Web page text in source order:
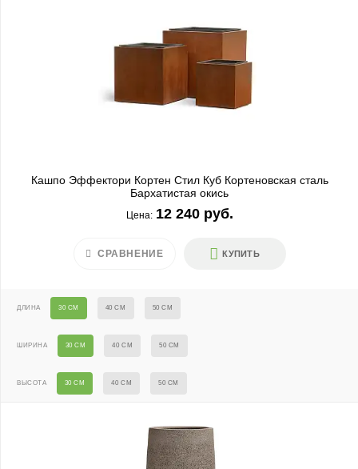
Кашпо Эффектори Кортен Стил Куб Кортеновская сталь
Бархатистая окись
Цена: 12 240 руб.
КУПИТЬ
СРАВНЕНИЕ
ДЛИНА 30 СМ 40 СМ 50 СМ
ШИРИНА 30 СМ 40 СМ 50 СМ
ВЫСОТА 30 СМ 40 СМ 50 СМ